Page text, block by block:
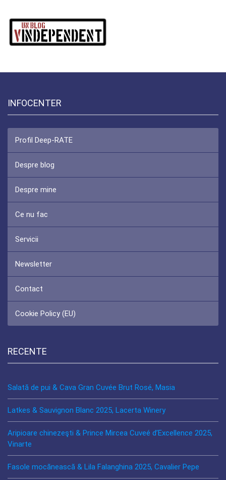
INFOCENTER
Profil Deep-RATE
Despre blog
Despre mine
Ce nu fac
Servicii
Newsletter
Contact
Cookie Policy (EU)
RECENTE
Salată de pui & Cava Gran Cuvée Brut Rosé, Masia
Latkes & Sauvignon Blanc 2025, Lacerta Winery
Aripioare chinezeşti & Prince Mircea Cuveé d’Excellence 2025,
Vinarte
Fasole mocănească & Lila Falanghina 2025, Cavalier Pepe